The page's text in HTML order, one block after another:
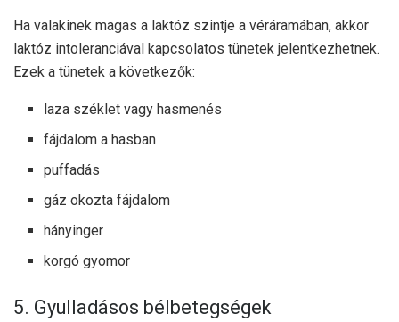
Ha valakinek magas a laktóz szintje a véráramában, akkor
laktóz intoleranciával kapcsolatos tünetek jelentkezhetnek.
Ezek a tünetek a következők:
laza széklet vagy hasmenés
fájdalom a hasban
puffadás
gáz okozta fájdalom
hányinger
korgó gyomor
5. Gyulladásos bélbetegségek